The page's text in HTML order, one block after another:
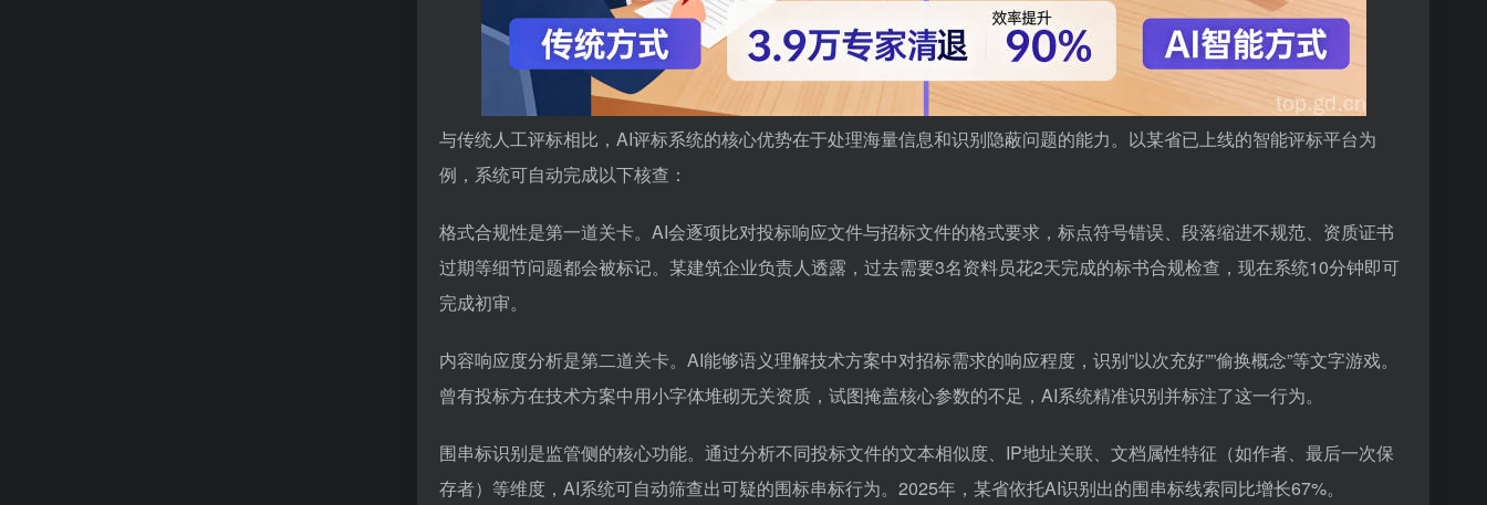
与传统人工评标相比，AI评标系统的核心优势在于处理海量信息和识别隐蔽问题的能力。以某省已上线的智能评标平台为
例，系统可自动完成以下核查：
格式合规性是第一道关卡。AI会逐项比对投标响应文件与招标文件的格式要求，标点符号错误、段落缩进不规范、资质证书
过期等细节问题都会被标记。某建筑企业负责人透露，过去需要3名资料员花2天完成的标书合规检查，现在系统10分钟即可
完成初审。
内容响应度分析是第二道关卡。AI能够语义理解技术方案中对招标需求的响应程度，识别”以次充好””偷换概念”等文字游戏。
曾有投标方在技术方案中用小字体堆砌无关资质，试图掩盖核心参数的不足，AI系统精准识别并标注了这一行为。
围串标识别是监管侧的核心功能。通过分析不同投标文件的文本相似度、IP地址关联、文档属性特征（如作者、最后一次保
存者）等维度，AI系统可自动筛查出可疑的围标串标行为。2025年，某省依托AI识别出的围串标线索同比增长67%。